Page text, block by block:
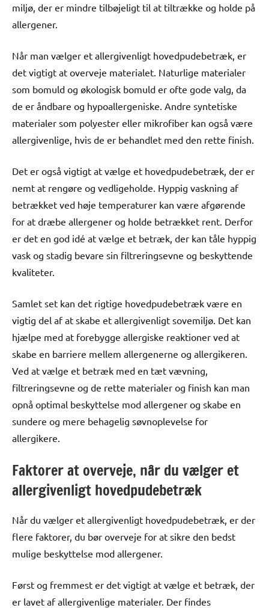
miljø, der er mindre tilbøjeligt til at tiltrække og holde på
allergener.
Når man vælger et allergivenligt hovedpudebetræk, er
det vigtigt at overveje materialet. Naturlige materialer
som bomuld og økologisk bomuld er ofte gode valg, da
de er åndbare og hypoallergeniske. Andre syntetiske
materialer som polyester eller mikrofiber kan også være
allergivenlige, hvis de er behandlet med den rette finish.
Det er også vigtigt at vælge et hovedpudebetræk, der er
nemt at rengøre og vedligeholde. Hyppig vaskning af
betrækket ved høje temperaturer kan være afgørende
for at dræbe allergener og holde betrækket rent. Derfor
er det en god idé at vælge et betræk, der kan tåle hyppig
vask og stadig bevare sin filtreringsevne og beskyttende
kvaliteter.
Samlet set kan det rigtige hovedpudebetræk være en
vigtig del af at skabe et allergivenligt sovemiljø. Det kan
hjælpe med at forebygge allergiske reaktioner ved at
skabe en barriere mellem allergenerne og allergikeren.
Ved at vælge et betræk med en tæt vævning,
filtreringsevne og de rette materialer og finish kan man
opnå optimal beskyttelse mod allergener og skabe en
sundere og mere behagelig søvnoplevelse for
allergikere.
Faktorer at overveje, når du vælger et
allergivenligt hovedpudebetræk
Når du vælger et allergivenligt hovedpudebetræk, er der
flere faktorer, du bør overveje for at sikre den bedst
mulige beskyttelse mod allergener.
Først og fremmest er det vigtigt at vælge et betræk, der
er lavet af allergivenlige materialer. Der findes